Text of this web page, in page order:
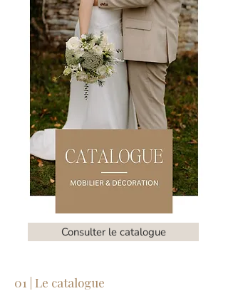
Consulter le catalogue
01 | Le catalogue